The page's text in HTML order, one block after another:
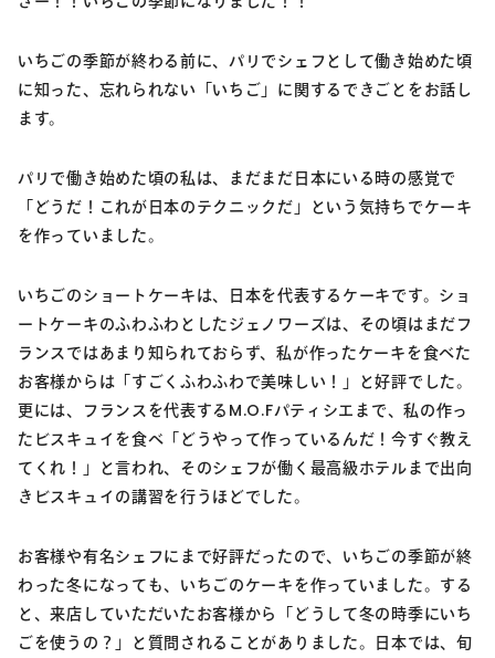
いちごの季節が終わる前に、パリでシェフとして働き始めた頃
に知った、忘れられない「いちご」に関するできごとをお話し
ます。
パリで働き始めた頃の私は、まだまだ日本にいる時の感覚で
「どうだ！これが日本のテクニックだ」という気持ちでケーキ
を作っていました。
いちごのショートケーキは、日本を代表するケーキです。ショ
ートケーキのふわふわとしたジェノワーズは、その頃はまだフ
ランスではあまり知られておらず、私が作ったケーキを食べた
お客様からは「すごくふわふわで美味しい！」と好評でした。
更には、フランスを代表するM.O.Fパティシエまで、私の作っ
たビスキュイを食べ「どうやって作っているんだ！今すぐ教え
てくれ！」と言われ、そのシェフが働く最高級ホテルまで出向
きビスキュイの講習を行うほどでした。
お客様や有名シェフにまで好評だったので、いちごの季節が終
わった冬になっても、いちごのケーキを作っていました。する
と、来店していただいたお客様から「どうして冬の時季にいち
ごを使うの？」と質問されることがありました。日本では、旬